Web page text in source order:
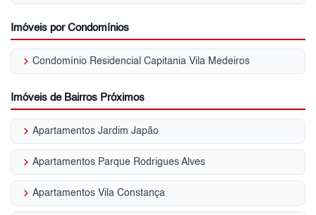
Imóveis por Condomínios
keyboard_arrow_right Condomínio Residencial Capitania Vila Medeiros
Imóveis de Bairros Próximos
keyboard_arrow_right Apartamentos Jardim Japão
keyboard_arrow_right Apartamentos Parque Rodrigues Alves
keyboard_arrow_right Apartamentos Vila Constança